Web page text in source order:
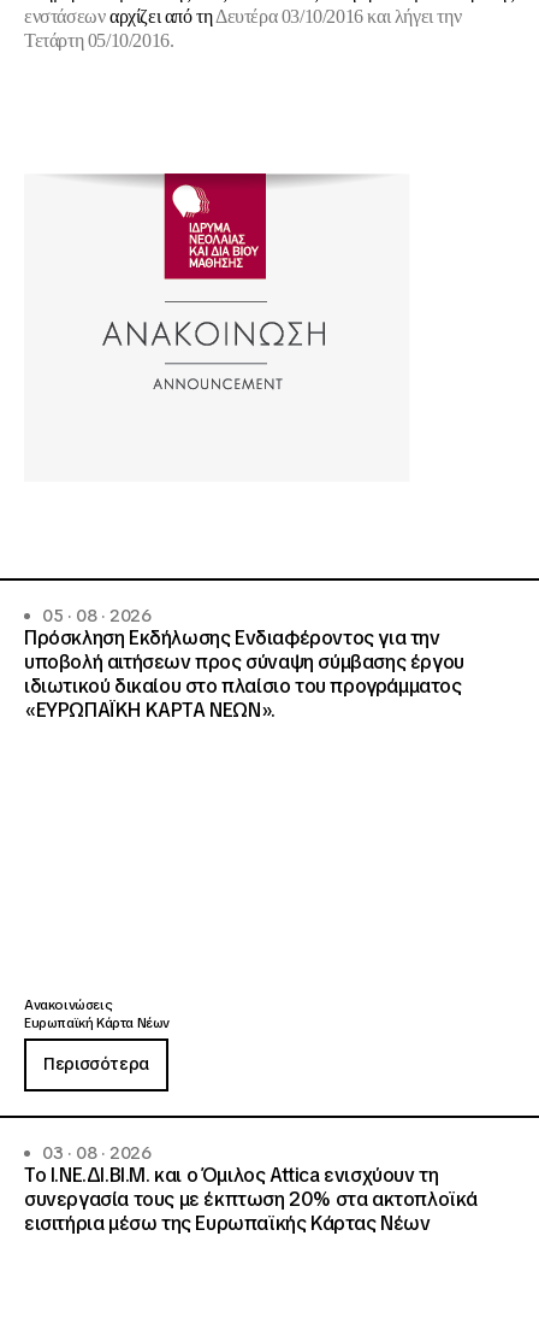
ενστάσεωναρχίζει από τηΔευτέρα 03/10/2016 και λήγει την
Τετάρτη 05/10/2016.
05 · 08 · 2026
Πρόσκληση Εκδήλωσης Ενδιαφέροντος για την
υποβολή αιτήσεων προς σύναψη σύμβασης έργου
ιδιωτικού δικαίου στο πλαίσιο του προγράμματος
«ΕΥΡΩΠΑΪΚΗ ΚΑΡΤΑ ΝΕΩΝ».
Ανακοινώσεις
Ευρωπαϊκή Κάρτα Νέων
Περισσότερα
03 · 08 · 2026
Το Ι.ΝΕ.ΔΙ.ΒΙ.Μ. και o Όμιλος Attica ενισχύουν τη
συνεργασία τους με έκπτωση 20% στα ακτοπλοϊκά
εισιτήρια μέσω της Ευρωπαϊκής Κάρτας Νέων